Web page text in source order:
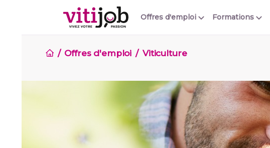
Offres d'emploi Formations
Offres d'emploi Viticulture